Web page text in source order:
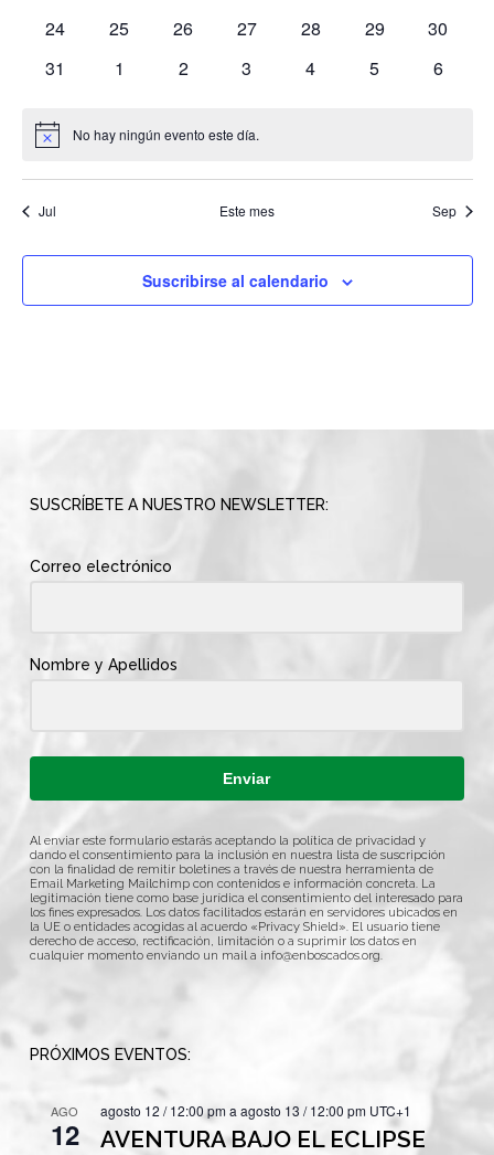
0
24
0
25
0
26
0
27
0
28
0
29
0
30
0
31
0
1
0
2
0
3
0
4
0
5
0
6
Aviso No hay ningún evento este día.
Jul Este mes Sep
Suscribirse al calendario
SUSCRÍBETE A NUESTRO NEWSLETTER:
Correo electrónico
Nombre y Apellidos
Enviar
Al enviar este formulario estarás aceptando la política de privacidad y
dando el consentimiento para la inclusión en nuestra lista de suscripción
con la finalidad de remitir boletines a través de nuestra herramienta de
Email Marketing Mailchimp con contenidos e información concreta. La
legitimación tiene como base jurídica el consentimiento del interesado para
los fines expresados. Los datos facilitados estarán en servidores ubicados en
la UE o entidades acogidas al acuerdo «Privacy Shield». El usuario tiene
derecho de acceso, rectificación, limitación o a suprimir los datos en
cualquier momento enviando un mail a info@enboscados.org.
PRÓXIMOS EVENTOS:
AGO
12
agosto 12 / 12:00 pma agosto 13 / 12:00 pm UTC+1
AVENTURA BAJO EL ECLIPSE